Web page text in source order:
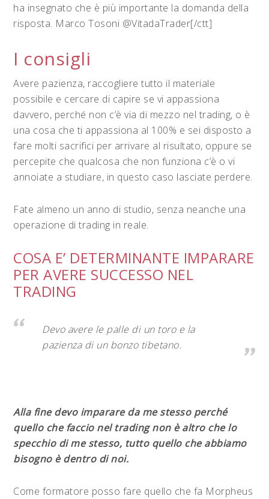
ha insegnato che è più importante la domanda della
risposta. Marco Tosoni @VitadaTrader[/ctt]
I consigli
Avere pazienza, raccogliere tutto il materiale
possibile e cercare di capire se vi appassiona
davvero, perché non c’è via di mezzo nel trading, o è
una cosa che ti appassiona al 100% e sei disposto a
fare molti sacrifici per arrivare al risultato, oppure se
percepite che qualcosa che non funziona c’è o vi
annoiate a studiare, in questo caso lasciate perdere.
Fate almeno un anno di studio, senza neanche una
operazione di trading in reale.
COSA E’ DETERMINANTE IMPARARE
PER AVERE SUCCESSO NEL
TRADING
Devo avere le palle di un toro e la
pazienza di un bonzo tibetano.
Alla fine devo imparare da me stesso perché
quello che faccio nel trading non è altro che lo
specchio di me stesso, tutto quello che abbiamo
bisogno è dentro di noi.
Come formatore posso fare quello che fa Morpheus